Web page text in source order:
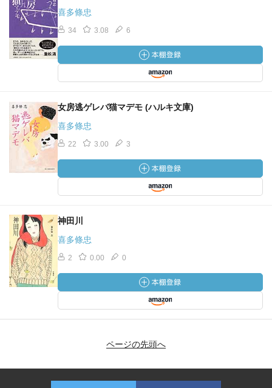
喜多條忠
34 3.08 6
女房逃ゲレバ猫マデモ (ハルキ文庫)
喜多條忠
22 3.00 3
神田川
喜多條忠
2 0.00 0
ページの先頭へ